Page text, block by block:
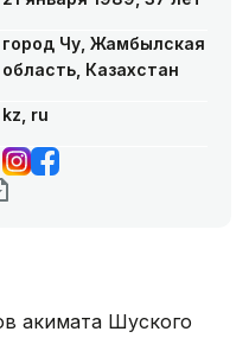
город Чу, Жамбылская
область, Казахстан
kz, ru
акимата Шуского